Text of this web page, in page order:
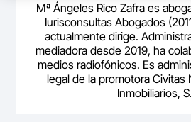
Mª Ángeles Rico Zafra es
Iurisconsultas Abogados
actualmente dirige.
mediadora desde 2019, ha
medios radiofónicos. Es
legal de la promotora Civitas
Inmobiliarios,